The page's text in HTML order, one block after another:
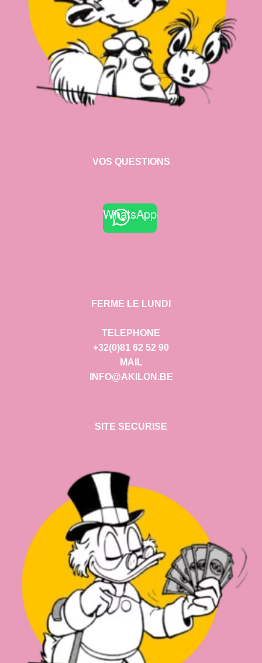
VOS QUESTIONS
WhatsApp
FERME LE LUNDI
TELEPHONE
+32(0)81 62 52 90
MAIL
INFO@AKILON.BE
SITE SECURISE